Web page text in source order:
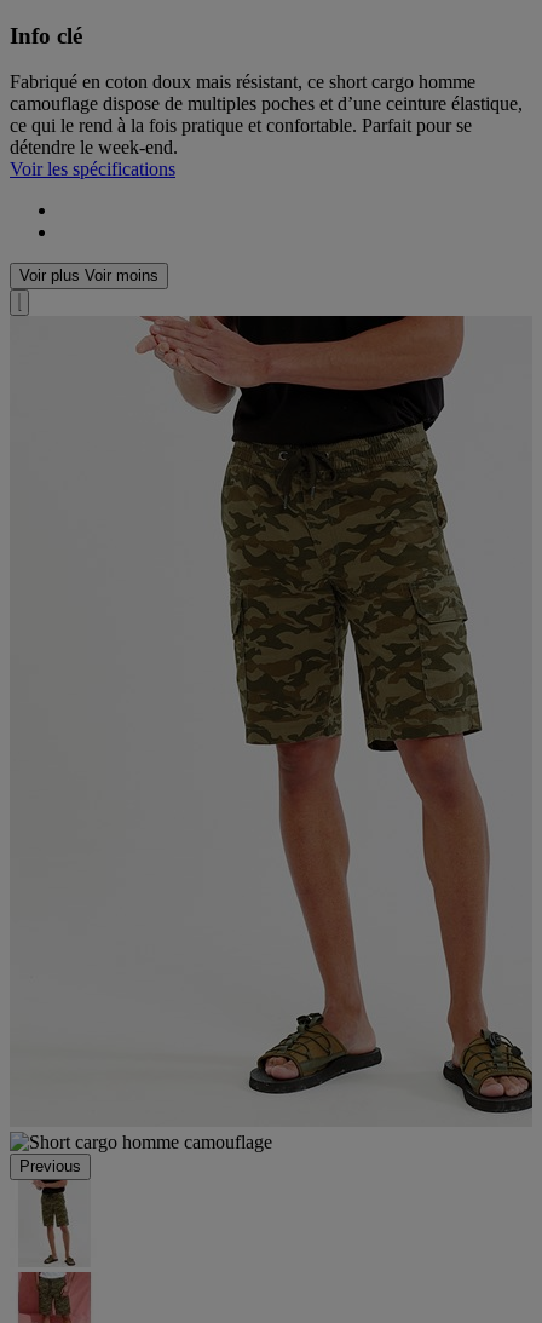
Info clé
Fabriqué en coton doux mais résistant, ce short cargo homme
camouflage dispose de multiples poches et d’une ceinture élastique,
ce qui le rend à la fois pratique et confortable. Parfait pour se
détendre le week-end.
Voir les spécifications
Voir plus Voir moins
Previous